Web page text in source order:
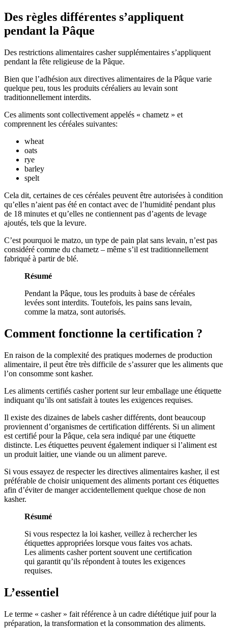
Des règles différentes s’appliquent
pendant la Pâque
Des restrictions alimentaires casher supplémentaires s’appliquent
pendant la fête religieuse de la Pâque.
Bien que l’adhésion aux directives alimentaires de la Pâque varie
quelque peu, tous les produits céréaliers au levain sont
traditionnellement interdits.
Ces aliments sont collectivement appelés « chametz » et
comprennent les céréales suivantes:
wheat
oats
rye
barley
spelt
Cela dit, certaines de ces céréales peuvent être autorisées à condition
qu’elles n’aient pas été en contact avec de l’humidité pendant plus
de 18 minutes et qu’elles ne contiennent pas d’agents de levage
ajoutés, tels que la levure.
C’est pourquoi le matzo, un type de pain plat sans levain, n’est pas
considéré comme du chametz – même s’il est traditionnellement
fabriqué à partir de blé.
Résumé
Pendant la Pâque, tous les produits à base de céréales
levées sont interdits. Toutefois, les pains sans levain,
comme la matza, sont autorisés.
Comment fonctionne la certification ?
En raison de la complexité des pratiques modernes de production
alimentaire, il peut être très difficile de s’assurer que les aliments que
l’on consomme sont kasher.
Les aliments certifiés casher portent sur leur emballage une étiquette
indiquant qu’ils ont satisfait à toutes les exigences requises.
Il existe des dizaines de labels casher différents, dont beaucoup
proviennent d’organismes de certification différents. Si un aliment
est certifié pour la Pâque, cela sera indiqué par une étiquette
distincte. Les étiquettes peuvent également indiquer si l’aliment est
un produit laitier, une viande ou un aliment pareve.
Si vous essayez de respecter les directives alimentaires kasher, il est
préférable de choisir uniquement des aliments portant ces étiquettes
afin d’éviter de manger accidentellement quelque chose de non
kasher.
Résumé
Si vous respectez la loi kasher, veillez à rechercher les
étiquettes appropriées lorsque vous faites vos achats.
Les aliments casher portent souvent une certification
qui garantit qu’ils répondent à toutes les exigences
requises.
L’essentiel
Le terme « casher » fait référence à un cadre diététique juif pour la
préparation, la transformation et la consommation des aliments.